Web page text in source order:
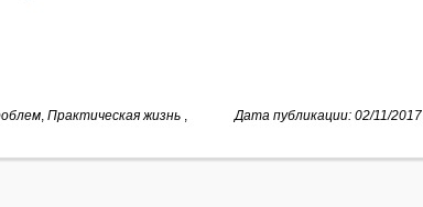
Дата публикации: 02/11/2017
, Практическая жизнь ,